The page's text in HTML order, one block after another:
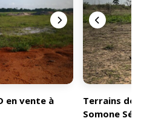
en vente à
Terrains de
Somone